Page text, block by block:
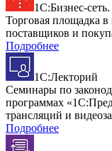
1С:Бизнес-
Торговая площадка
поставщиков и
Подробнее
1С:Лекторий
Семинары по
программах
трансляций и
Подробнее